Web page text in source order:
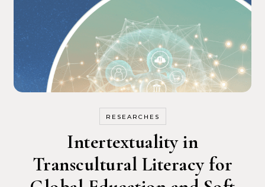
RESEARCHES
Intertextuality in
Transcultural Literacy for